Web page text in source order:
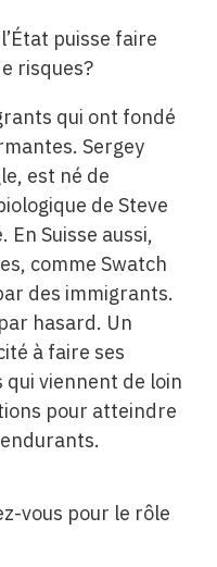
puisse faire
risques?
qui ont fondé
Sergey
est né de
de Steve
En Suisse aussi,
comme Swatch
des immigrants.
hasard. Un
à faire ses
qui viennent de loin
pour atteindre
vous pour le rôle